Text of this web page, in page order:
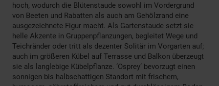
hoch, wodurch die Blütenstaude sowohl im Vordergrund
von Beeten und Rabatten als auch am Gehölzrand eine
ausgezeichnete Figur macht. Als Gartenstaude setzt sie
helle Akzente in Gruppenpflanzungen, begleitet Wege und
Teichränder oder tritt als dezenter Solitär im Vorgarten auf;
auch im größeren Kübel auf Terrasse und Balkon überzeugt
sie als langlebige Kübelpflanze. ‘Osprey’ bevorzugt einen
sonnigen bis halbschattigen Standort mit frischem,